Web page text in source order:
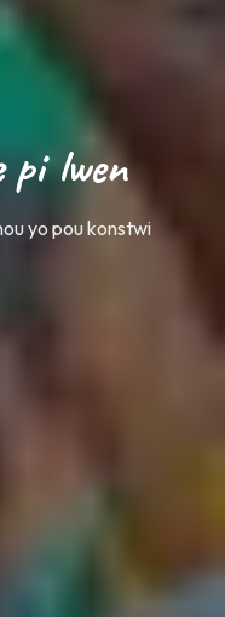
kilti Ayisyèn nan pou